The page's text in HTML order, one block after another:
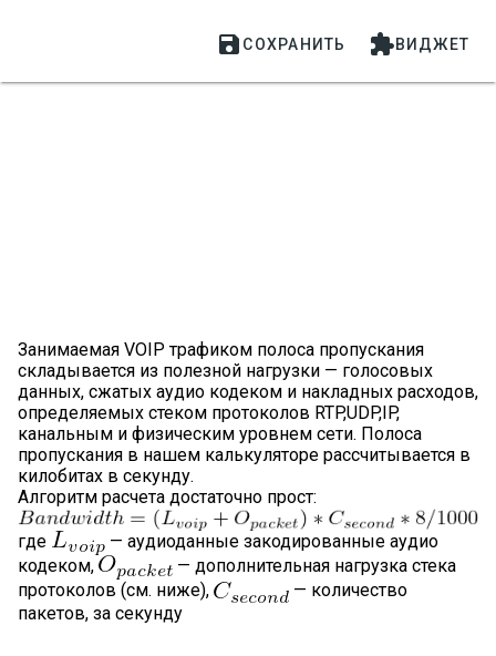
 СОХРАНИТЬ ВИДЖЕТ
Занимаемая VOIP трафиком полоса пропускания
складывается из полезной нагрузки — голосовых
данных, сжатых аудио кодеком и накладных расходов,
определяемых стеком протоколов RTP,UDP,IP,
канальным и физическим уровнем сети. Полоса
пропускания в нашем калькуляторе рассчитывается в
килобитах в секунду.
Алгоритм расчета достаточно прост:
где
— аудиоданные закодированные аудио
кодеком,
— дополнительная нагрузка стека
протоколов (см. ниже),
— количество
пакетов, за секунду